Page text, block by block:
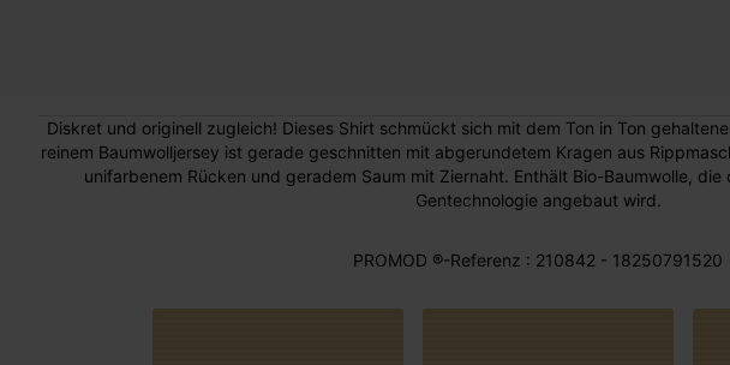
Diskret und originell zugleich! Dieses Shirt schmückt sich mit dem Ton in Ton
reinem Baumwolljersey ist gerade geschnitten mit abgerundetem Kragen aus
unifarbenem Rücken und geradem Saum mit Ziernaht. Enthält Bio-Baumwolle,
Gentechnologie angebaut wird.
PROMOD ®-Referenz : 210842 - 18250791520